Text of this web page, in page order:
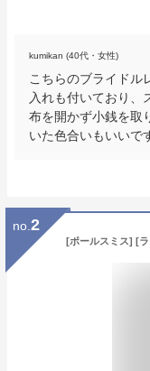
kumikan (40代・女性)
こちらのブライドル
入れも付いており、
布を開かず小銭を取
いた色合いもいいで
no. 2